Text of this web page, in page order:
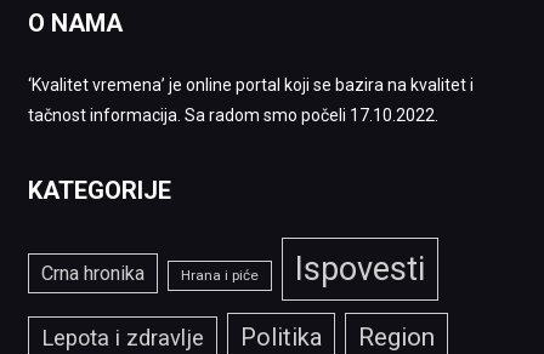
O NAMA
‘Kvalitet vremena’ je online portal koji se bazira na kvalitet i
tačnost informacija. Sa radom smo počeli 17.10.2022.
KATEGORIJE
Crna hronika Hrana i piće Ispovesti
Lepota i zdravlje Politika Region